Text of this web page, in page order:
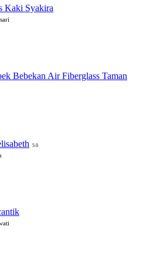
Kaki Syakira
Bebekan Air Fiberglass Taman
5.0